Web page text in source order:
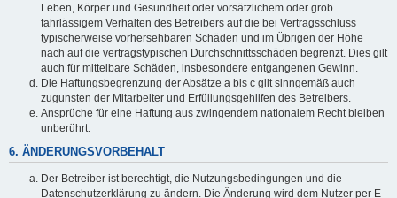
Leben, Körper und Gesundheit oder vorsätzlichem oder grob
fahrlässigem Verhalten des Betreibers auf die bei Vertragsschluss
typischerweise vorhersehbaren Schäden und im Übrigen der Höhe
nach auf die vertragstypischen Durchschnittsschäden begrenzt. Dies gilt
auch für mittelbare Schäden, insbesondere entgangenen Gewinn.
Die Haftungsbegrenzung der Absätze a bis c gilt sinngemäß auch
zugunsten der Mitarbeiter und Erfüllungsgehilfen des Betreibers.
Ansprüche für eine Haftung aus zwingendem nationalem Recht bleiben
unberührt.
6. ÄNDERUNGSVORBEHALT
Der Betreiber ist berechtigt, die Nutzungsbedingungen und die
Datenschutzerklärung zu ändern. Die Änderung wird dem Nutzer per E-